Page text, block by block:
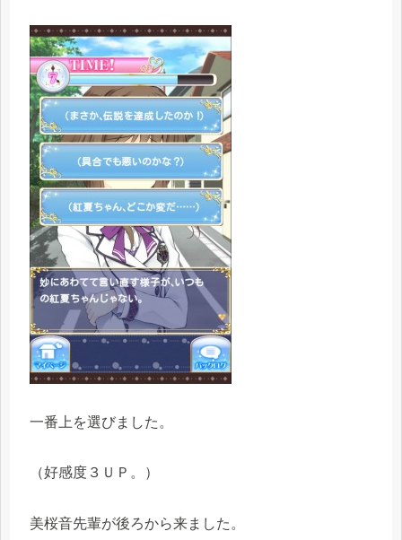
一番上を選びました。
（好感度３ＵＰ。）
美桜音先輩が後ろから来ました。